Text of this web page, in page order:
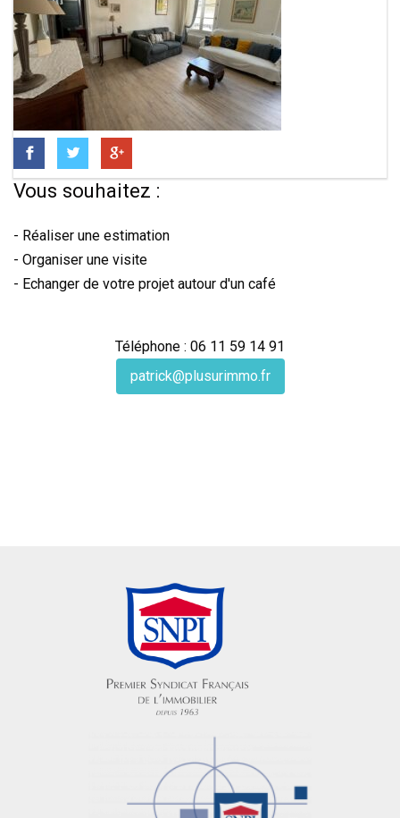
Vous souhaitez :
- Réaliser une estimation
- Organiser une visite
- Echanger de votre projet autour d'un café
Téléphone : 06 11 59 14 91
patrick@plusurimmo.fr